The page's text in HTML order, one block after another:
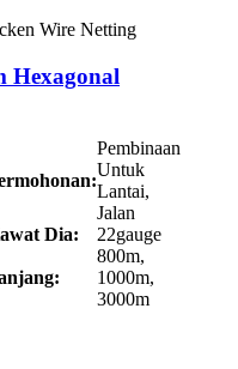
Hexagonal
Pembinaan
Untuk
Lantai,
Jalan
Dia: 22gauge
800m,
1000m,
3000m